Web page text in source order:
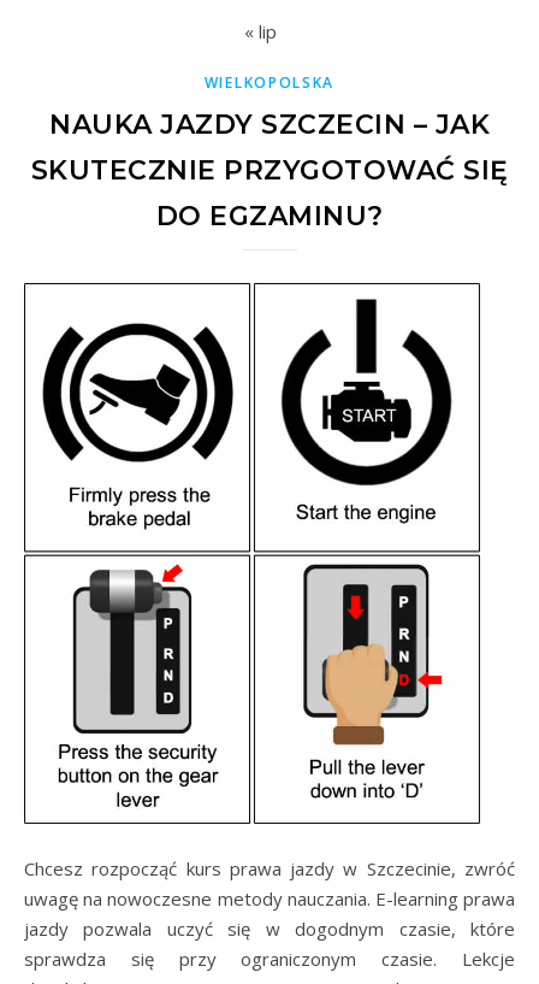
« lip
WIELKOPOLSKA
NAUKA JAZDY SZCZECIN – JAK
SKUTECZNIE PRZYGOTOWAĆ SIĘ
DO EGZAMINU?
Chcesz rozpocząć kurs prawa jazdy w Szczecinie, zwróć
uwagę na nowoczesne metody nauczania. E-learning prawa
jazdy pozwala uczyć się w dogodnym czasie, które
sprawdza się przy ograniczonym czasie. Lekcje